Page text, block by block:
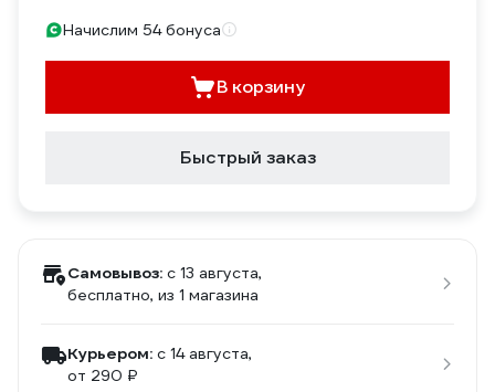
Начислим 54 бонуса
В корзину
Быстрый заказ
Самовывоз: c 13 августа,
бесплатно, из 1 магазина
Курьером: c 14 августа,
от 290 ₽